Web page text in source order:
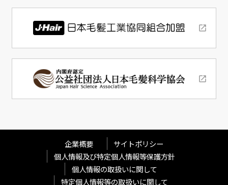
企業概要
サイトポリシー
個人情報及び特定個人情報等保護方針
個人情報の取扱いに関して
特定個人情報等の取扱いに関して